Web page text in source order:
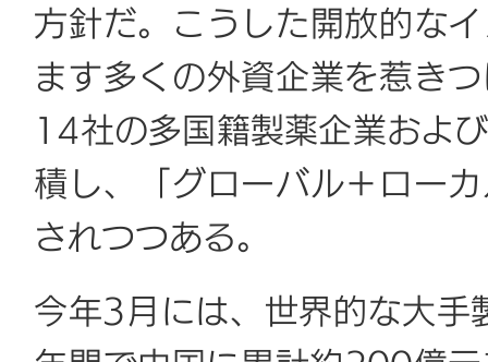
方針だ。こうした開放的な
ます多くの外資企業を惹き
14社の多国籍製薬企業およ
積し、「グローバル＋ロー
されつつある。
今年3月には、世界的な大